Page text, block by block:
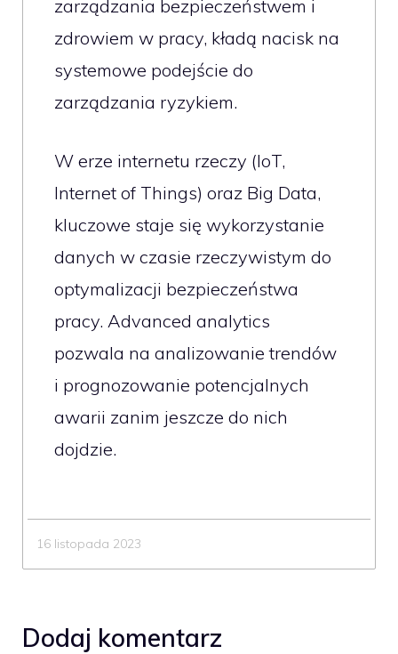
zarządzania bezpieczeństwem i
zdrowiem w pracy, kładą nacisk na
systemowe podejście do
zarządzania ryzykiem.
W erze internetu rzeczy (IoT,
Internet of Things) oraz Big Data,
kluczowe staje się wykorzystanie
danych w czasie rzeczywistym do
optymalizacji bezpieczeństwa
pracy. Advanced analytics
pozwala na analizowanie trendów
i prognozowanie potencjalnych
awarii zanim jeszcze do nich
dojdzie.
16 listopada 2023
Dodaj komentarz